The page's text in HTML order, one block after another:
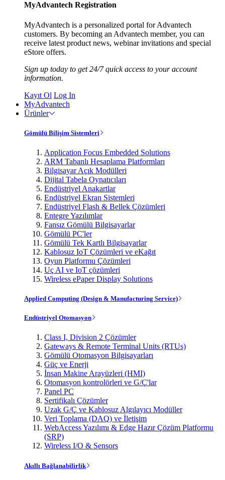
MyAdvantech Registration
MyAdvantech is a personalized portal for Advantech
customers. By becoming an Advantech member, you can
receive latest product news, webinar invitations and special
eStore offers.
Sign up today to get 24/7 quick access to your account
information.
Kayıt Ol Log In
MyAdvantech
Ürünler
Gömülü Bilişim Sistemleri
Application Focus Embedded Solutions
ARM Tabanlı Hesaplama Platformları
Bilgisayar Açık Modülleri
Dijital Tabela Oynatıcıları
Endüstriyel Anakartlar
Endüstriyel Ekran Sistemleri
Endüstriyel Flash & Bellek Çözümleri
Entegre Yazılımlar
Fansız Gömülü Bilgisayarlar
Gömülü PC'ler
Gömülü Tek Kartlı Bilgisayarlar
Kablosuz IoT Çözümleri ve eKağıt
Oyun Platformu Çözümleri
Uç AI ve IoT çözümleri
Wireless ePaper Display Solutions
Applied Computing (Design & Manufacturing Service)
Endüstriyel Otomasyon
Class I, Division 2 Çözümler
Gateways & Remote Terminal Units (RTUs)
Gömülü Otomasyon Bilgisayarları
Güç ve Enerji
İnsan Makine Arayüzleri (HMI)
Otomasyon kontrolörleri ve G/Ç'lar
Panel PC
Sertifikalı Çözümler
Uzak G/Ç ve Kablosuz Algılayıcı Modüller
Veri Toplama (DAQ) ve İletişim
WebAccess Yazılımı & Edge Hazır Çözüm Platformu
(SRP)
Wireless I/O & Sensors
Akıllı Bağlanabilirlik